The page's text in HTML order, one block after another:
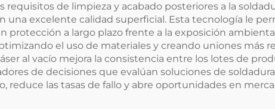
de limpieza y acabado posteriores a la
una excelente calidad superficial. Esta tecnología le
protección a largo plazo frente a la exposición
el uso de materiales y creando uniones más
al vacío mejora la consistencia entre los lotes de
de decisiones que evalúan soluciones de
reduce las tasas de fallo y abre oportunidades en